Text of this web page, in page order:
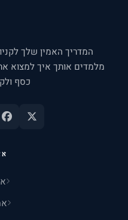
המדריך האמין שלך
מלמדים אותך איך למצוא
כסף